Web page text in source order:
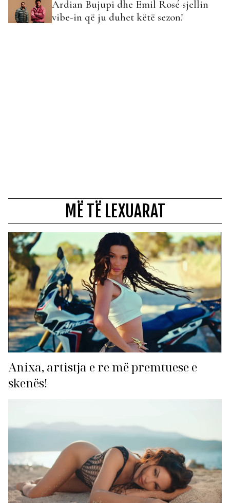
Ardian Bujupi dhe Emil Rosé sjellin
vibe-in që ju duhet këtë sezon!
MË TË LEXUARAT
Anixa, artistja e re më premtuese e
skenës!